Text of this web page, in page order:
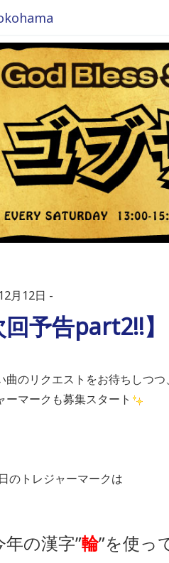
月12日
回予告part2!!】
曲のリクエストをお待ちしつつ
ーマークも募集スタート
のトレジャーマークは
年の漢字”輪”を使っ